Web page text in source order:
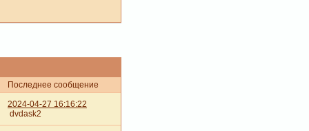
Последнее сообщение
2024-04-27 16:16:22
dvdask2